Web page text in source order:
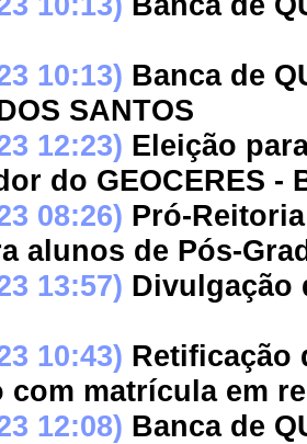
10:13) Banca de
SANTOS
12:23) Eleição
do GEOCERES -
08:26) Pró-
alunos de Pós-
13:57) Divulgação
10:43) Retificação
com matrícula em
12:08) Banca de